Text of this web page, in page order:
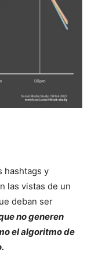
hashtags y
las vistas de un
deban ser
no generen
el algoritmo de